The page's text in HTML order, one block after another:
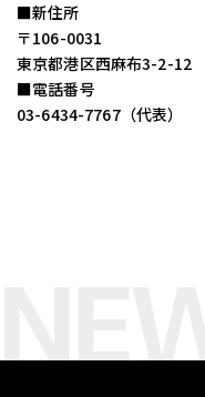
■新住所
〒106-0031
東京都港区西麻布3-2-12
■電話番号
03-6434-7767（代表）